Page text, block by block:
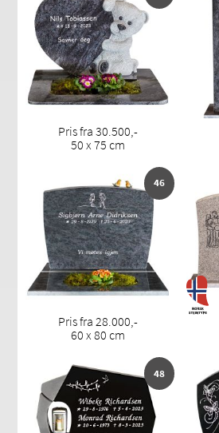
Pris fra 30.500,-
50 x 75 cm
46
Pris fra 28.000,-
60 x 80 cm
48